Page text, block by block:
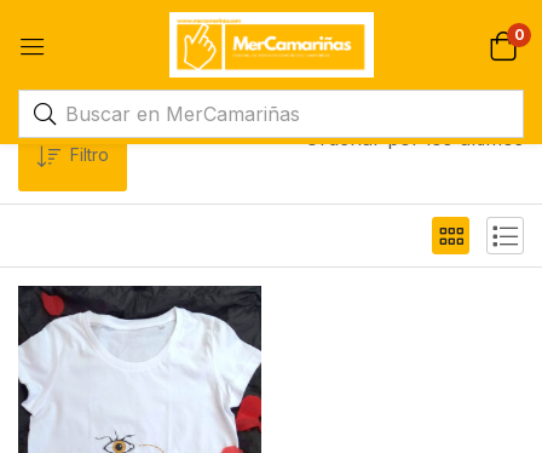
0
Filtro
Ordenar por los últimos